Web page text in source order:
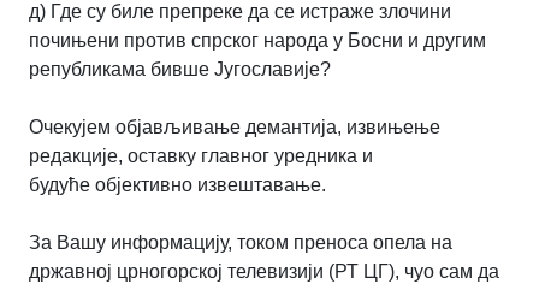
д) Где су биле препреке да се истраже злочини
почињени против спрског народа у Босни и другим
републикама бивше Југославије?
Очекујем објављивање демантија, извињење
редакције, оставку главног уредника и
будуће објективно извештавање.
За Вашу информацију, током преноса опела на
државној црногорској телевизији (РТ ЦГ), чуо сам да